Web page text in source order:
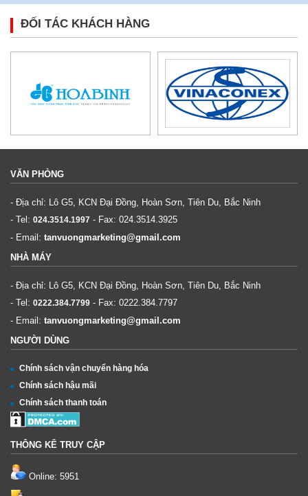
ĐỐI TÁC KHÁCH HÀNG
VĂN PHÒNG
- Địa chỉ: Lô G5, KCN Đại Đồng, Hoàn Sơn, Tiên Du, Bắc Ninh
- Tel: 024.3514.1997 - Fax: 024.3514.3925
- Email: tanvuongmarketing@gmail.com
NHÀ MÁY
- Địa chỉ: Lô G5, KCN Đại Đồng, Hoàn Sơn, Tiên Du, Bắc Ninh
- Tel: 0222.384.7799 - Fax: 0222.384.7797
- Email: tanvuongmarketing@gmail.com
NGƯỜI DÙNG
Chính sách vận chuyển hàng hóa
Chính sách hậu mãi
Chính sách thanh toán
THÔNG KÊ TRUY CẬP
Online: 5951